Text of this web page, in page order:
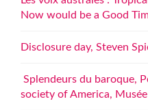
Now would be a Good
Disclosure day, Steven
Splendeurs du baroque,
society of America,